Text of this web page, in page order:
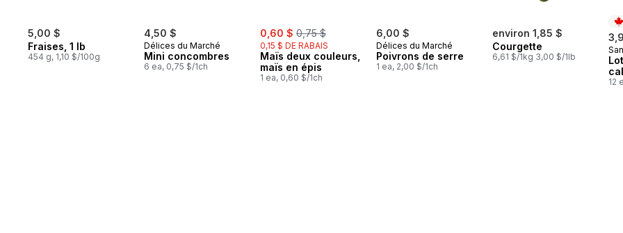
5,00 $
Fraises, 1 lb
454 g, 1,10 $/100g
4,50 $
Délices du Marché
Mini concombres
6 ea, 0,75 $/1ch
sale:
0,60 $ , formerly:
0,75 $
0,15 $ DE RABAIS
Maïs deux couleurs,
maïs en épis
1 ea, 0,60 $/1ch
6,00 $
Délices du Marché
Poivrons de serre
1 ea, 2,00 $/1ch
environ 1,85 $
Courgette
6,61 $/1kg 3,00 $/1lb
12